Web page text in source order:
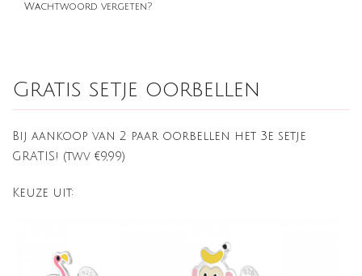
Wachtwoord vergeten?
Gratis setje oorbellen
Bij aankoop van 2 paar oorbellen het 3e setje
GRATIS! (twv €9,99)
Keuze uit: